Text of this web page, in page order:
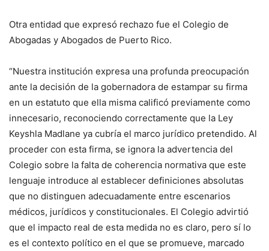
Otra entidad que expresó rechazo fue el Colegio de
Abogadas y Abogados de Puerto Rico.
“Nuestra institución expresa una profunda preocupación
ante la decisión de la gobernadora de estampar su firma
en un estatuto que ella misma calificó previamente como
innecesario, reconociendo correctamente que la Ley
Keyshla Madlane ya cubría el marco jurídico pretendido. Al
proceder con esta firma, se ignora la advertencia del
Colegio sobre la falta de coherencia normativa que este
lenguaje introduce al establecer definiciones absolutas
que no distinguen adecuadamente entre escenarios
médicos, jurídicos y constitucionales. El Colegio advirtió
que el impacto real de esta medida no es claro, pero sí lo
es el contexto político en el que se promueve, marcado